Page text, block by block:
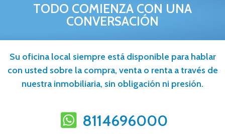
TODO COMIENZA CON UNA
CONVERSACIÓN
Su oficina local siempre está disponible para hablar
con usted sobre la compra, venta o renta a través de
nuestra inmobiliaria, sin obligación ni presión.
8114696000